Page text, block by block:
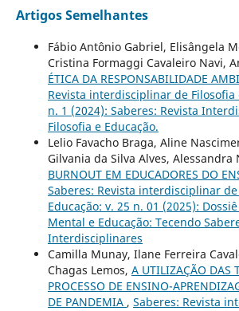
Artigos Semelhantes
Fábio Antônio Gabriel, Elisângela
Cristina Formaggi Cavaleiro Navi,
ÉTICA DA RESPONSABILIDADE
Revista interdisciplinar de Filosofia
n. 1 (2024): Saberes: Revista
Filosofia e Educação.
Lelio Favacho Braga, Aline
Gilvania da Silva Alves, Alessandra
BURNOUT EM EDUCADORES DO
Saberes: Revista interdisciplinar
Educação: v. 25 n. 01 (2025):
Mental e Educação: Tecendo
Interdisciplinares
Camilla Munay, Ilane Ferreira
Chagas Lemos, A UTILIZAÇÃO DAS
PROCESSO DE ENSINO-
DE PANDEMIA , Saberes: Revista